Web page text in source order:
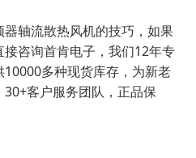
轴流散热风机的技巧，如果
咨询首肯电子，我们12年专
多种现货库存，为新老
客户服务团队，正品保